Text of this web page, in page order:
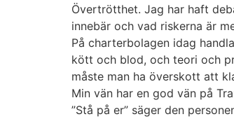
Övertrötthet. Jag har haft
innebär och vad riskerna är
På charterbolagen idag
kött och blod, och teori och
måste man ha överskott att
Min vän har en god vän på
”Stå på er” säger den